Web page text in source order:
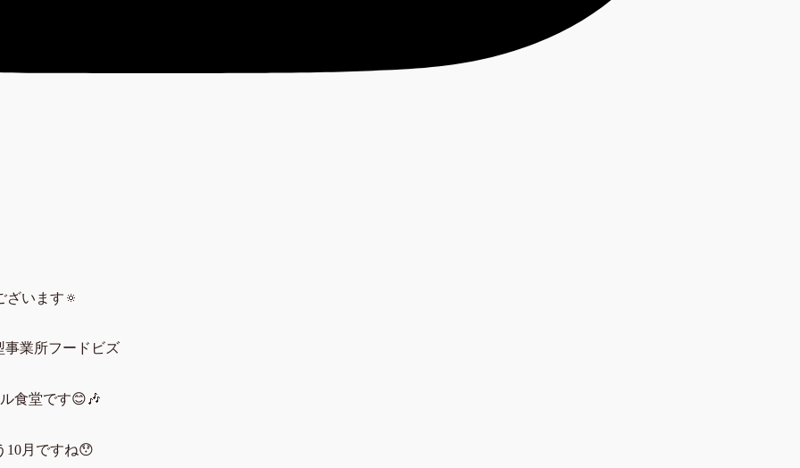
ざいます🔅
業所フードビズ
食堂です😊🎶
10月ですね😯